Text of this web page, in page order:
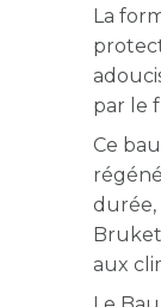
La
par le
Ce
durée,
aux